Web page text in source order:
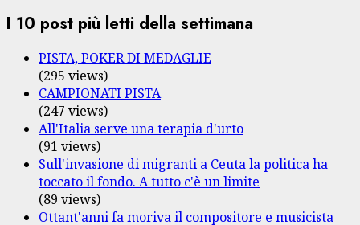
I 10 post più letti della settimana
PISTA, POKER DI MEDAGLIE
(295 views)
CAMPIONATI PISTA
(247 views)
All'Italia serve una terapia d'urto
(91 views)
Sull'invasione di migranti a Ceuta la politica ha
toccato il fondo. A tutto c'è un limite
(89 views)
Ottant'anni fa moriva il compositore e musicista